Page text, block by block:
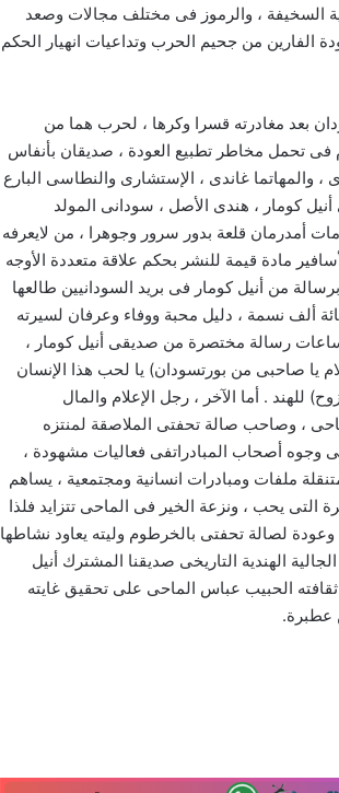
السخيفة ، والرموز فى مختلف مجالات وصعد
الفارين من جحيم الحرب وتداعيات انهيار الحكم
بعد مغادرته قسرا وكرها ، لحرب هما من
فى تحمل مخاطر تطبيع العودة ، صديقان بأنفاس
، والمهاتما غاندى ، الإستشارى والنطاسى البارع
كومار ، هندى الأصل ، سودانى المولد
أمدرمان قلعة بدور سرور وجوهرا ، من لايعرفه
مادة قيمة للنشر بحكم علاقة متعددة الأوجه
من أنيل كومار فى بريد السودانيين طالعها
ألف نسمة ، دليل محبة ووفاء وعرفان لسيرته
رسالة مختصرة من صديقى أنيل كومار ،
يا صاحبى من بورتسودان) يا لحب هذا الإنسان
للهند . أما الآخر ، رجل الإعلام والمال
، وصاحب صالة تحفتى الملاصقة لمنتزه
وجوه أصحاب المبادراتفى فعاليات مشهودة ،
ملفات ومبادرات انسانية ومجتمعية ، يساهم
التى يحب ، ونزعة الخير فى الماحى تتزايد فلذا
لصالة تحفتى بالخرطوم وليته يعاود نشاطها
الهندية التاريخى صديقنا المشترك أنيل
ثقافته الحبيب عباس الماحى على تحقيق غايته
عطبرة.